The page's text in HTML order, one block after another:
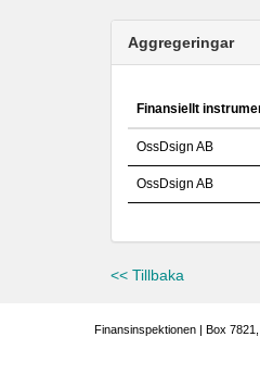
Aggregeringar
Finansiellt
OssDsign AB
OssDsign AB
<< Tillbaka
Finansinspektionen | Box